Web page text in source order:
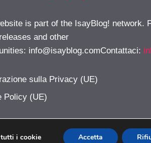
is part of the IsayBlog! network.
and other
info@isayblog.comContattaci:
sulla Privacy (UE)
Policy (UE)
reserverd.
tutti i cookie
Accetta